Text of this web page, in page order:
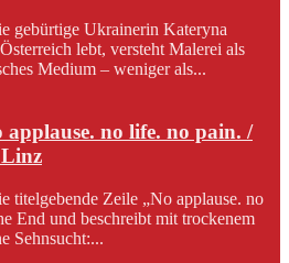
gebürtige Ukrainerin Kateryna
lebt, versteht Malerei als
Medium – weniger als...
no life. no pain. /
titelgebende Zeile „No applause. no
End und beschreibt mit trockenem
Sehnsucht:...